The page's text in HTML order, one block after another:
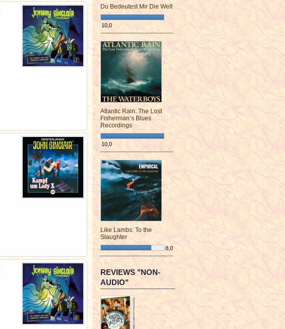
Du Bedeutest Mir Die Welt
10,0
¯¯¯¯¯¯¯¯¯¯¯¯¯¯¯¯¯¯¯¯¯¯¯¯
Atlantic Rain: The Lost
Fisherman’s Blues
Recordings
10,0
¯¯¯¯¯¯¯¯¯¯¯¯¯¯¯¯¯¯¯¯¯¯¯¯
Like Lambs: To the
Slaughter
8,0
¯¯¯¯¯¯¯¯¯¯¯¯¯¯¯¯¯¯¯¯¯¯¯¯
REVIEWS "NON-
AUDIO"